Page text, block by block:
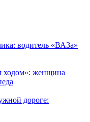
водитель «ВАЗа»
ходом»: женщина
дороге: